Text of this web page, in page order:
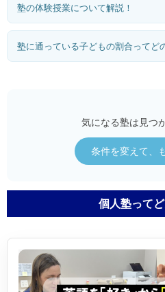
塾の体験授業について解説！
塾に通っている子どもの割合ってど
気になる塾は見つ
条件を変えて、
個人塾って